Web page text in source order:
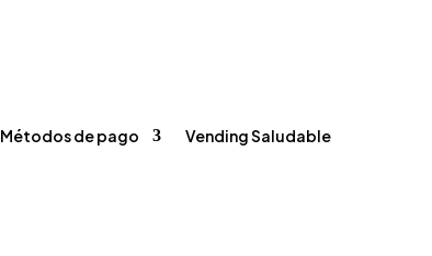
Métodos de pago Vending Saludable